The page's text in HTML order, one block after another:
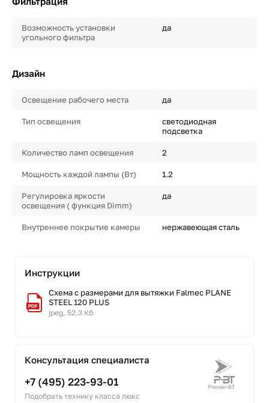
Возможность установки
угольного фильтра
да
Дизайн
Освещение рабочего места да
Тип освещения
светодиодная
подсветка
Количество ламп освещения 2
Мощность каждой лампы (Вт) 1.2
Регулировка яркости
освещения ( функция Dimm)
да
Внутреннее покрытие камеры нержавеющая сталь
Инструкции
Схема с размерами для вытяжки Falmec PLANE
STEEL 120 PLUS
jpeg, 52.3 Кб
Консультация специалиста
+7 (495) 223-93-01
Подобрать технику класса люкс